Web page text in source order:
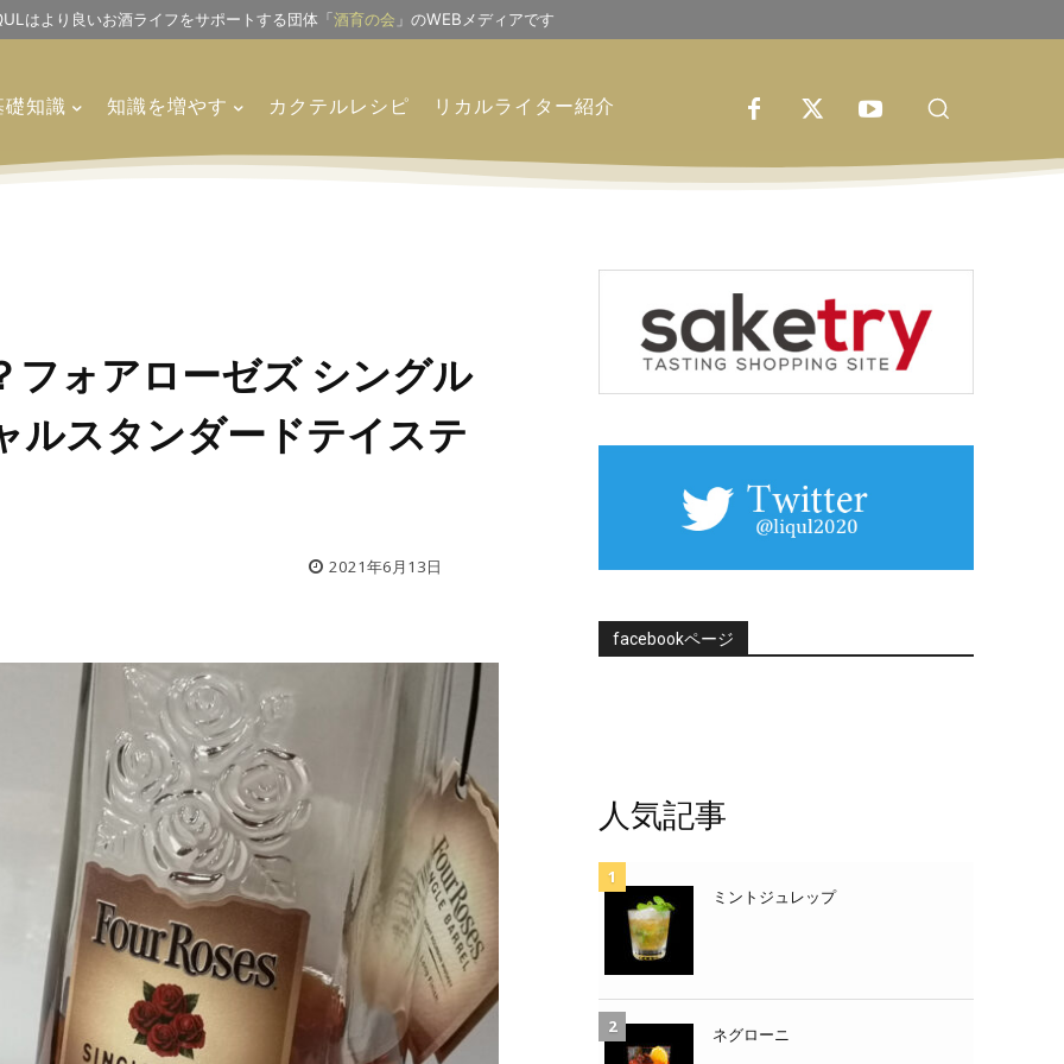
はより良いお酒ライフをサポートする団体「酒育の会 」のWEBメディアです
礎知識 知識を増やす カクテルレシピ リカルライター紹介
フォアローゼズ シングル
ルスタンダードテイステ
2021年6月13日
facebookページ
人気記事
ミントジュレップ
ネグローニ